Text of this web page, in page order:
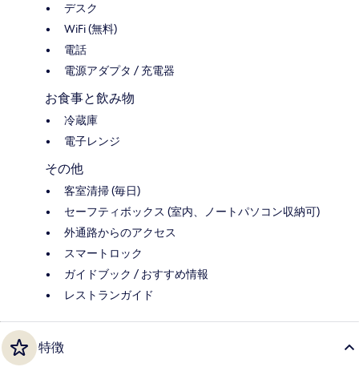
デスク
WiFi (無料)
電話
電源アダプタ / 充電器
お食事と飲み物
冷蔵庫
電子レンジ
その他
客室清掃 (毎日)
セーフティボックス (室内、ノートパソコン収納可)
外通路からのアクセス
スマートロック
ガイドブック / おすすめ情報
レストランガイド
特徴